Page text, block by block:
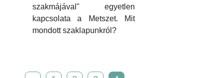
szakmájával" egyetlen
kapcsolata a Metszet. Mit
mondott szaklapunkról?